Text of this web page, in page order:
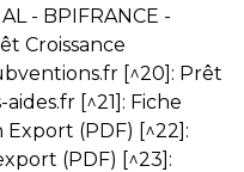
- BPIFRANCE -
Croissance
[^20]: Prêt
aides.fr [^21]: Fiche
Export (PDF) [^22]:
(PDF) [^23]: